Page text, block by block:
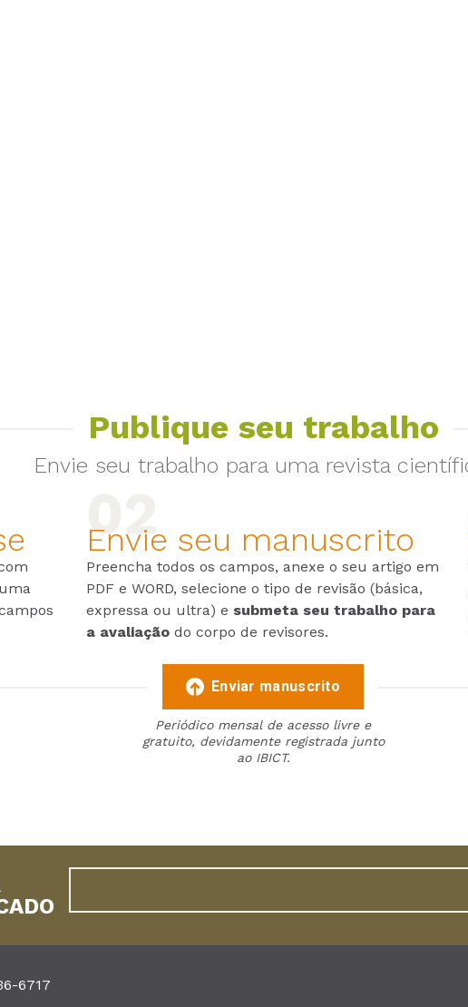
Publique seu trabalho
Envie seu trabalho para uma revista
Envie seu manuscrito
Preencha todos os campos, anexe o seu artigo em
PDF e WORD, selecione o tipo de revisão (básica,
expressa ou ultra) e submeta seu trabalho para
a avaliação do corpo de revisores.
Enviar manuscrito
Periódico mensal de acesso livre e
gratuito, devidamente registrada junto
ao IBICT.
6717